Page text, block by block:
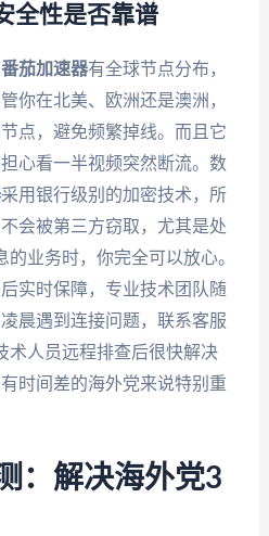
全性是否靠谱
番茄加速器有全球节点分布，
在北美、欧洲还是澳洲，
点，避免频繁掉线。而且它
心看一半视频突然断流。数
采用银行级别的加密技术，所
会被第三方窃取，尤其是处
的业务时，你完全可以放心。
实时保障，专业技术团队随
晨遇到连接问题，联系客服
术人员远程排查后很快解决
时间差的海外党来说特别重
：解决海外党3